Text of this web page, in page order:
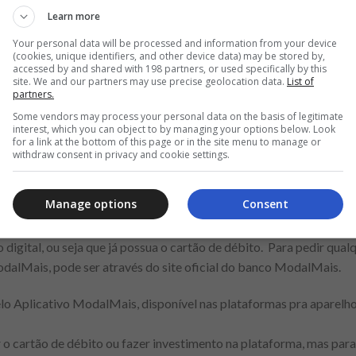
ModalMais é completo. Zero anuidade, possui tecnologia de
e participa do programa de pontos exclusivos ModalMais
o usuário como investimento real.
o cartão de crédito ModalMais?
ModalMais pode ser solicitada de forma simples, mas para
ou seja que já possua o cartão de débito. Para pedir
pode ser através do site oficial do banco ModalMais.
Aplicativo ModalMais, disponível nas plataformas pra
cartão de débito ou fazer investimento na plataforma, mas
Learn more
Your personal data will be processed and information from your device
(cookies, unique identifiers, and other device data) may be stored by,
accessed by and shared with 198 partners, or used specifically by this
site. We and our partners may use precise geolocation data. List of
partners.
Some vendors may process your personal data on the basis of legitimate
interest, which you can object to by managing your options below. Look
for a link at the bottom of this page or in the site menu to manage or
withdraw consent in privacy and cookie settings.
Consent
Manage options